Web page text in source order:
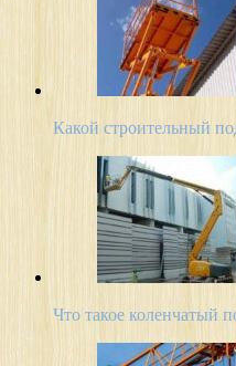
Какой строительный
Что такое коленчатый